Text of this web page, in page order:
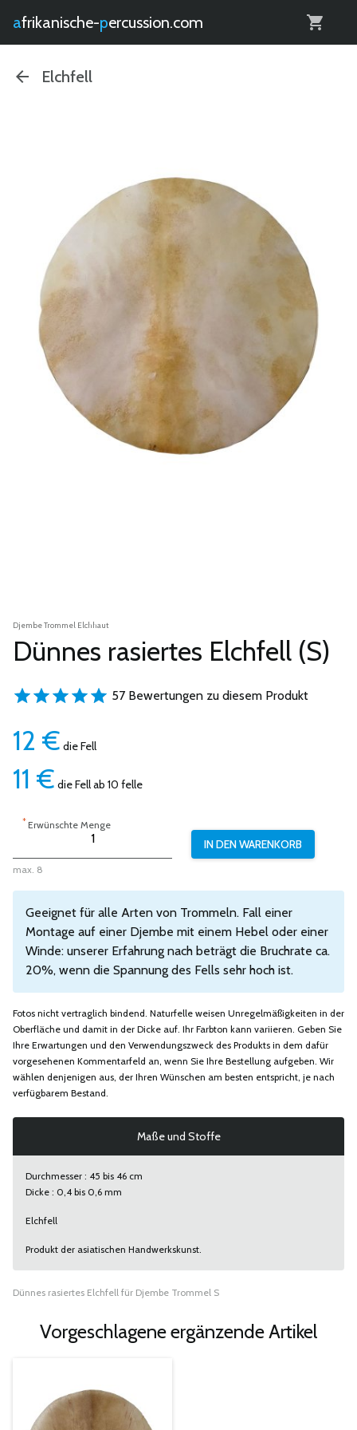
afrikanische- percussion.com
Elchfell
Djembe Trommel Elchhaut
Dünnes rasiertes Elchfell (S)
57 Bewertungen zu diesem Produkt
12 € die Fell
11 € die Fell ab 10 felle
*Erwünschte Menge
max. 8
Geeignet für alle Arten von Trommeln. Fall einer
Montage auf einer Djembe mit einem Hebel oder einer
Winde: unserer Erfahrung nach beträgt die Bruchrate ca.
20%, wenn die Spannung des Fells sehr hoch ist.
Fotos nicht vertraglich bindend. Naturfelle weisen Unregelmäßigkeiten in der
Oberfläche und damit in der Dicke auf. Ihr Farbton kann variieren. Geben Sie
Ihre Erwartungen und den Verwendungszweck des Produkts in dem dafür
vorgesehenen Kommentarfeld an, wenn Sie Ihre Bestellung aufgeben. Wir
wählen denjenigen aus, der Ihren Wünschen am besten entspricht, je nach
verfügbarem Bestand.
Maße und Stoffe
Durchmesser : 45 bis 46 cm
Dicke : 0,4 bis 0,6 mm
Elchfell
Produkt der asiatischen Handwerkskunst.
Dünnes rasiertes Elchfell für Djembe Trommel S
Vorgeschlagene ergänzende Artikel